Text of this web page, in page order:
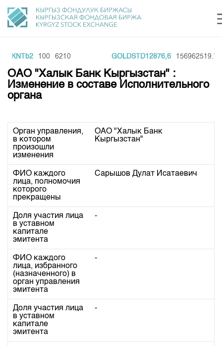
Финансовый рынок KG login Рус
О нас
Общая информация
Акционеры
Руководство
Внутренний аудитор
Комитеты
Участники торгов
Наши партнеры
Корпоративные документы
Контакты
Направления
Товарно-сырьевой сектор
Листинг
Центр раскрытия информации
Тарифы
Аналитика
Финансовый рынок KG
25 лет ЗАО КФБ
Нормативная база
Биржевая деятельность
Депозитарная деятельность
Центр раскрытия информации
Статистика торгов
Итоги последних торгов
Архив торгов
Индекс и Капитализация
Котировки по ЦБ
Котировки по драг. металлам
Расписание аукционов по ГЦБ
Результаты аукционов ГЦБ
Объем ГЦБ в обращении
Результаты аукционов по депозитам
Учебный центр
Общая информация
План работы на год
KKNTb2 100 6210 GOLDSTD12876,6 156962519.71
ОАО "Халык Банк Кыргызстан" :
Изменение в составе Исполнительного
органа
Орган управления,
в котором
произошли
изменения
ОАО "Халык Банк
Кыргызстан"
ФИО каждого
лица, полномочия
которого
прекращены
Сарышов Дулат Исатаевич
Доля участия лица
в уставном
капитале
эмитента
-
ФИО каждого
лица, избранного
(назначенного) в
орган управления
эмитента
-
Доля участия лица
в уставном
капитале
эмитента
-